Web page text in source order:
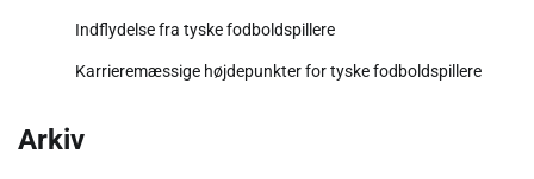
Indflydelse fra tyske fodboldspillere
Karrieremæssige højdepunkter for tyske fodboldspillere
Arkiv